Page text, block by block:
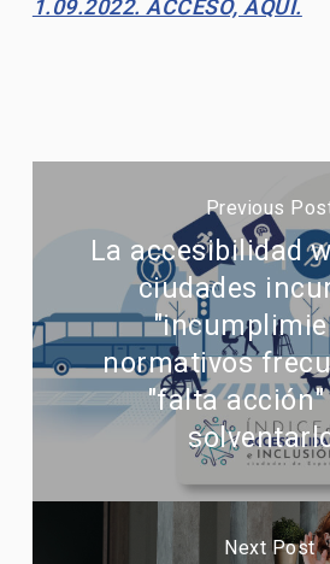
1.09.2022. ACCESO, AQUÍ.
Previous
La accesibilidad
ciudades
normativos
"falta
Next Post